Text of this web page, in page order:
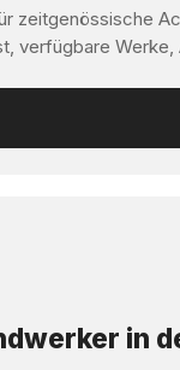
zeitgenössische
verfügbare
in